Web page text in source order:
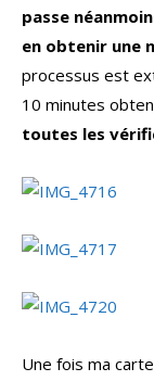
passe
en obtenir une
processus est
10 minutes
toutes les
Une fois ma